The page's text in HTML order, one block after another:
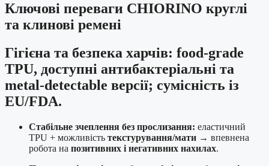
Ключові переваги CHIORINO круглі
та клинові ремені
Гігієна та безпека харчів: food-grade
TPU, доступні антибактеріальні та
metal-detectable версії; сумісність із
EU/FDA.
Стабільне зчеплення без прослизання: еластичний
TPU + можливість текстурування/мати → впевнена
робота на позитивних і негативних нахилах.